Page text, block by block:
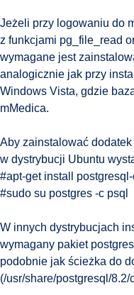
Jeżeli przy logowaniu do
z funkcjami pg_file_read
wymagane jest
analogicznie jak przy
Windows Vista, gdzie
mMedica.
Aby zainstalować
w dystrybucji Ubuntu
#apt-get install
#sudo su postgres -c psql
W innych dystrybucjach
wymagany pakiet
podobnie jak ścieżka do
(/usr/share/postgresql/